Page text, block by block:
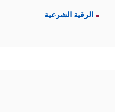
الرقية الشرعية